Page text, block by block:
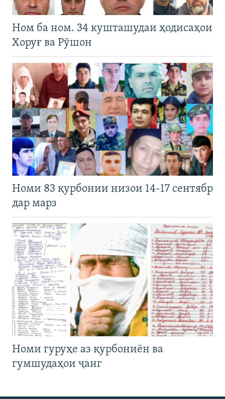
Ном ба ном. 34 кушташудаи ҳодисаҳои
Хоруғ ва Рӯшон
Номи 83 қурбонии низои 14-17 сентябр
дар марз
Номи гуруҳе аз қурбониён ва
гумшудаҳои ҷанг